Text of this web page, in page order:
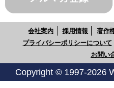
会社案内 採用情報 著作
プライバシーポリシーについて
お問い
Copyright © 1997-2026